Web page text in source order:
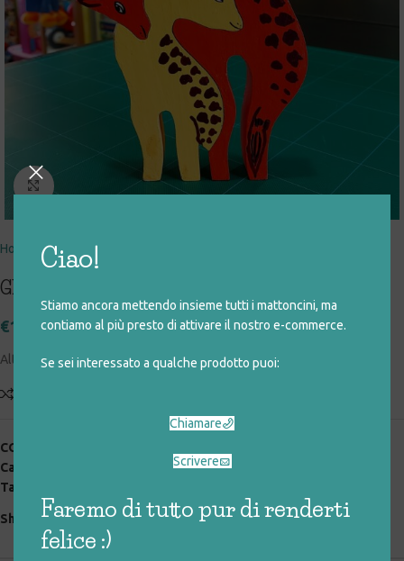
Ciao!
Stiamo ancora mettendo insieme tutti i mattoncini, ma
contiamo al più presto di attivare il nostro e-commerce.
Se sei interessato a qualche prodotto puoi:
Chiamare
Scrivere
Faremo di tutto pur di renderti
felice :)
Click to enlarge
Home giocattoli rigenerati
GIRAFFE A INCASTRO
€10,00
Altezza: 18 cm
COD:
Categorie:
giocattoli rigenerati, legno, speciali
Tag:
Share: